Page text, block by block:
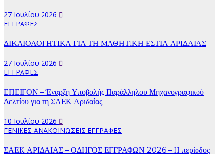
27 Ιουλίου 2026
ΕΓΓΡΑΦΕΣ
ΔΙΚΑΙΟΛΟΓΗΤΙΚΑ ΓΙΑ ΤΗ ΜΑΘΗΤΙΚΗ ΕΣΤΙΑ ΑΡΙΔΑΙΑΣ
27 Ιουλίου 2026
ΕΓΓΡΑΦΕΣ
ΕΠΕΙΓΟΝ – Έναρξη Υποβολής Παράλληλου Μηχανογραφικού
Δελτίου για τη ΣΑΕΚ Αριδαίας
10 Ιουλίου 2026
ΓΕΝΙΚΕΣ ΑΝΑΚΟΙΝΩΣΕΙΣ ΕΓΓΡΑΦΕΣ
ΣΑΕΚ ΑΡΙΔΑΙΑΣ – ΟΔΗΓΟΣ ΕΓΓΡΑΦΩΝ 2026 – Η περίοδος